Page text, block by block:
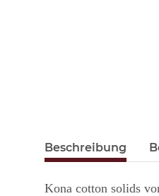
Beschreibung
Kona cotton solids